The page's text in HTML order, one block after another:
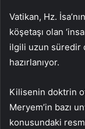
Vatikan, Hz.
köşetaşı olan
ilgili uzun süredir
hazırlanıyor.
Kilisenin doktrin
Meryem’in bazı
konusundaki